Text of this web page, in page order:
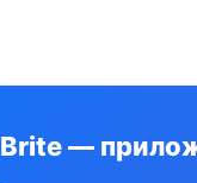
Brite —